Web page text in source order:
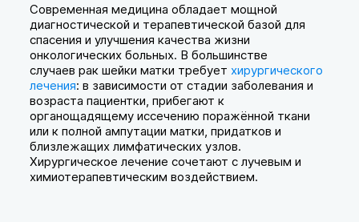
Современная медицина обладает мощной
диагностической и терапевтической базой для
спасения и улучшения качества жизни
онкологических больных. В большинстве
случаев рак шейки матки требует хирургического
лечения: в зависимости от стадии заболевания и
возраста пациентки, прибегают к
органощадящему иссечению поражённой ткани
или к полной ампутации матки, придатков и
близлежащих лимфатических узлов.
Хирургическое лечение сочетают с лучевым и
химиотерапевтическим воздействием.